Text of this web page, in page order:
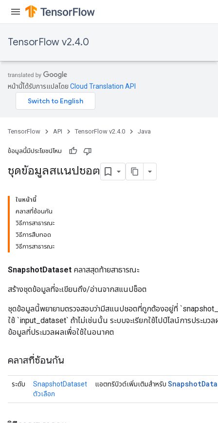
TensorFlow v2.4.0
หน้านี้ได้รับการแปลโดย Cloud Translation API
TensorFlow API TensorFlow v2.4.0 Java
ข้อมูลนี้มีประโยชน์ไหม
ชุดข้อมูลสแนปชอต
ในหน้านี้
คลาสที่ซ้อนกัน
วิธีการสาธารณะ
วิธีการสืบทอด
วิธีการสาธารณะ
SnapshotDataset คลาสสุดท้ายสาธารณะ
สร้างชุดข้อมูลที่จะเขียนถึง/อ่านจากสแนปช็อต
ชุดข้อมูลนี้พยายามตรวจสอบว่ามีสแนปชอตที่ถูกต้องอยู่ที่
ใช้ `input_dataset` ถ้าไม่เช่นนั้น ระบบจะเรียกใช้ไปป์ไลน์การประม
ข้อมูลที่ประมวลผลเพื่อใช้ในอนาคต
คลาสที่ซ้อนกัน
ระดับ
SnapshotDataset
ตัวเลือก
แอตทริบิวต์เพิ่มเติมสำหรับ Snapshot